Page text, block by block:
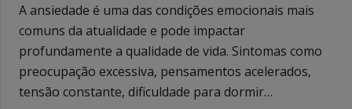
A ansiedade é uma das condições emocionais mais
comuns da atualidade e pode impactar
profundamente a qualidade de vida. Sintomas como
preocupação excessiva, pensamentos acelerados,
tensão constante, dificuldade para dormir…